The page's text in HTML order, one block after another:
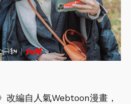
改編自人氣Webtoon漫畫，